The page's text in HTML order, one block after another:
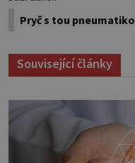
Pryč s tou
Související články